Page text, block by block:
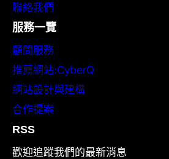
聯絡我們
服務一覽
顧問服務
推薦網站:CyberQ
網站設計與建構
合作提案
RSS
歡迎追蹤我們的最新消息